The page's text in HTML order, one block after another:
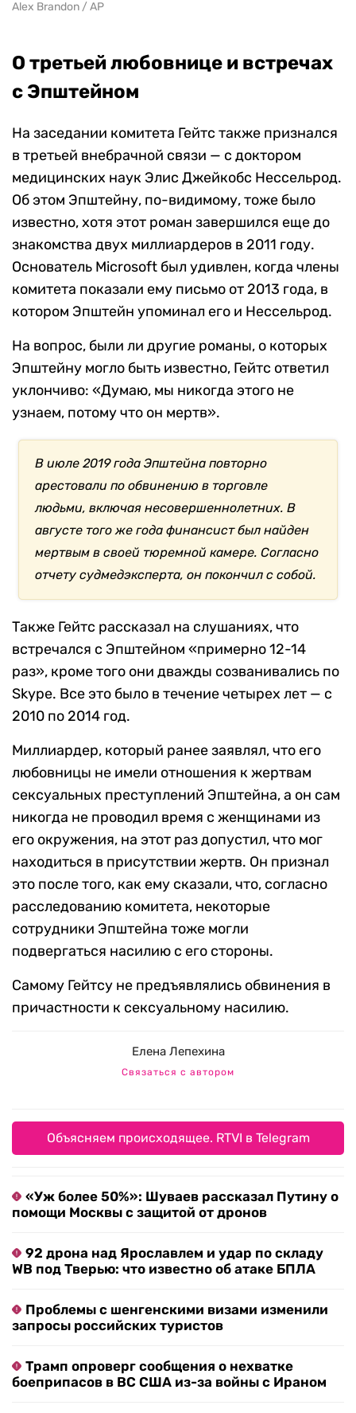
Alex Brandon / AP
О третьей любовнице и встречах
с Эпштейном
На заседании комитета Гейтс также признался
в третьей внебрачной связи — с доктором
медицинских наук Элис Джейкобс Нессельрод.
Об этом Эпштейну, по-видимому, тоже было
известно, хотя этот роман завершился еще до
знакомства двух миллиардеров в 2011 году.
Основатель Microsoft был удивлен, когда члены
комитета показали ему письмо от 2013 года, в
котором Эпштейн упоминал его и Нессельрод.
На вопрос, были ли другие романы, о которых
Эпштейну могло быть известно, Гейтс ответил
уклончиво: «Думаю, мы никогда этого не
узнаем, потому что он мертв».
В июле 2019 года Эпштейна повторно
арестовали по обвинению в торговле
людьми, включая несовершеннолетних. В
августе того же года финансист был найден
мертвым в своей тюремной камере. Согласно
отчету судмедэксперта, он покончил с собой.
Также Гейтс рассказал на слушаниях, что
встречался с Эпштейном «примерно 12-14
раз», кроме того они дважды созванивались по
Skype. Все это было в течение четырех лет — с
2010 по 2014 год.
Миллиардер, который ранее заявлял, что его
любовницы не имели отношения к жертвам
сексуальных преступлений Эпштейна, а он сам
никогда не проводил время с женщинами из
его окружения, на этот раз допустил, что мог
находиться в присутствии жертв. Он признал
это после того, как ему сказали, что, согласно
расследованию комитета, некоторые
сотрудники Эпштейна тоже могли
подвергаться насилию с его стороны.
Самому Гейтсу не предъявлялись обвинения в
причастности к сексуальному насилию.
Елена Лепехина
Связаться с автором
Объясняем происходящее. RTVI в Telegram
«Уж более 50%»: Шуваев рассказал Путину о
помощи Москвы с защитой от дронов
92 дрона над Ярославлем и удар по складу
WB под Тверью: что известно об атаке БПЛА
Проблемы с шенгенскими визами изменили
запросы российских туристов
Трамп опроверг сообщения о нехватке
боеприпасов в ВС США из-за войны с Ираном